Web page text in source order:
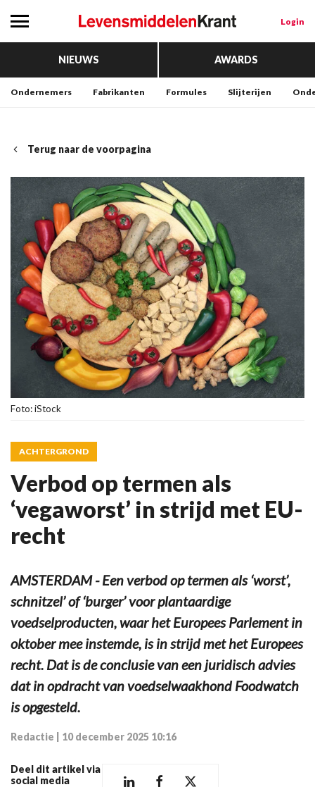
Login
NIEUWS AWARDS
Ondernemers Fabrikanten Formules Slijterijen
Terug naar de voorpagina
Foto: iStock
ACHTERGROND
Verbod op termen als
‘vegaworst’ in strijd met EU-
recht
AMSTERDAM - Een verbod op termen als ‘worst’,
schnitzel’ of ‘burger’ voor plantaardige
voedselproducten, waar het Europees Parlement in
oktober mee instemde, is in strijd met het Europees
recht. Dat is de conclusie van een juridisch advies
dat in opdracht van voedselwaakhond Foodwatch
is opgesteld.
Redactie 10 december 2025 10:16
Deel dit artikel via
social media